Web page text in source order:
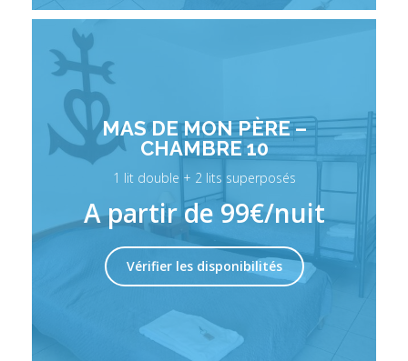
MAS DE MON PÈRE –
CHAMBRE 10
1 lit double + 2 lits superposés
A partir de 99€/nuit
Vérifier les disponibilités